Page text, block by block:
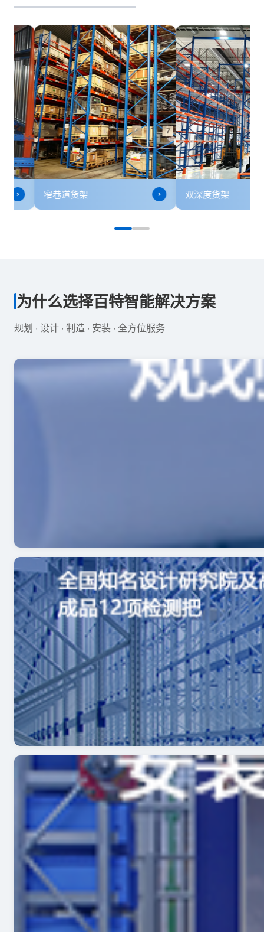
重力式货架 窄巷道货架
为什么选择百特智能解决方案
规划 · 设计 · 制造 · 安装 · 全方位服务